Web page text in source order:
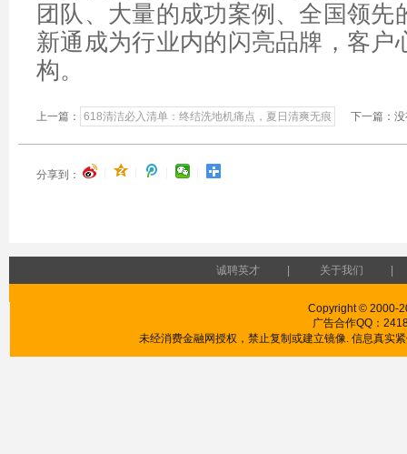
团队、大量的成功案例、全国领先
新通成为行业内的闪亮品牌，客户
构。
上一篇： 618清洁必入清单：终结洗地机痛点，夏日清爽无痕 下一篇：没
分享到：
诚聘英才 关于我们
Copyright © 2000-
广告合作QQ：
未经消费金融网授权，禁止复制或建立镜像. 信息真实